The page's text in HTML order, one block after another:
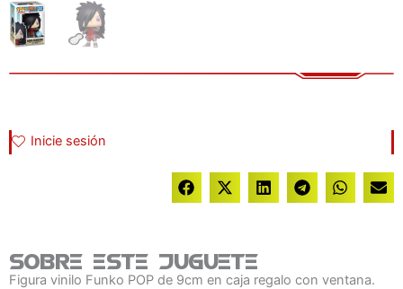
Inicie sesión
Sobre este juguete
Figura vinilo Funko POP de 9cm en caja regalo con ventana.